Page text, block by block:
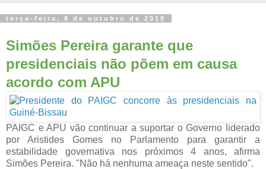
terça-feira, 8 de outubro de 2019
Simões Pereira garante que
presidenciais não põem em causa
acordo com APU
PAIGC e APU vão continuar a suportar o Governo liderado
por Aristides Gomes no Parlamento para garantir a
estabilidade governativa nos próximos 4 anos, afirma
Simões Pereira. "Não há nenhuma ameaça neste sentido".